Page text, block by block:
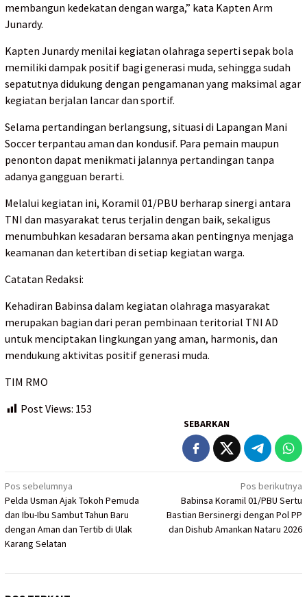
membangun kedekatan dengan warga,” kata Kapten Arm
Junardy.
Kapten Junardy menilai kegiatan olahraga seperti sepak bola
memiliki dampak positif bagi generasi muda, sehingga sudah
sepatutnya didukung dengan pengamanan yang maksimal agar
kegiatan berjalan lancar dan sportif.
Selama pertandingan berlangsung, situasi di Lapangan Mani
Soccer terpantau aman dan kondusif. Para pemain maupun
penonton dapat menikmati jalannya pertandingan tanpa
adanya gangguan berarti.
Melalui kegiatan ini, Koramil 01/PBU berharap sinergi antara
TNI dan masyarakat terus terjalin dengan baik, sekaligus
menumbuhkan kesadaran bersama akan pentingnya menjaga
keamanan dan ketertiban di setiap kegiatan warga.
Catatan Redaksi:
Kehadiran Babinsa dalam kegiatan olahraga masyarakat
merupakan bagian dari peran pembinaan teritorial TNI AD
untuk menciptakan lingkungan yang aman, harmonis, dan
mendukung aktivitas positif generasi muda.
TIM RMO
Post Views: 153
SEBARKAN
Navigasi
pos
Pos sebelumnya
Pelda Usman Ajak Tokoh Pemuda
dan Ibu-Ibu Sambut Tahun Baru
dengan Aman dan Tertib di Ulak
Karang Selatan
Pos berikutnya
Babinsa Koramil 01/PBU Sertu
Bastian Bersinergi dengan Pol PP
dan Dishub Amankan Nataru 2026